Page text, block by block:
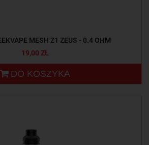
MESH Z1 ZEUS - 0.4 OHM
19,00 ZŁ
DO KOSZYKA